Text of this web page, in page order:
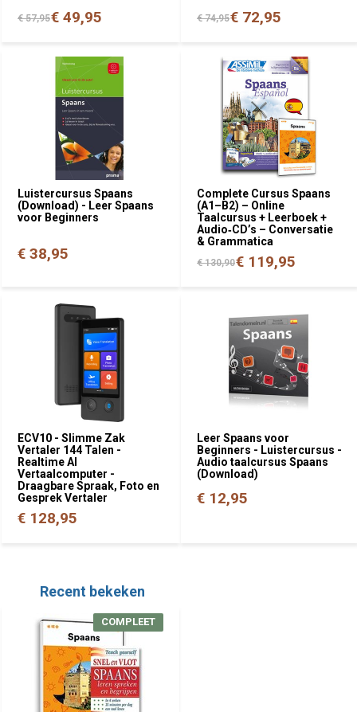
€ 57,95€ 49,95 € 74,95€ 72,95
Luistercursus Spaans
(Download) - Leer Spaans
voor Beginners
€ 38,95
Complete Cursus Spaans
(A1–B2) – Online
Taalcursus + Leerboek +
Audio‑CD’s – Conversatie
& Grammatica
€ 130,90€ 119,95
ECV10 - Slimme Zak
Vertaler 144 Talen -
Realtime AI
Vertaalcomputer -
Draagbare Spraak, Foto en
Gesprek Vertaler
€ 128,95
Leer Spaans voor
Beginners - Luistercursus -
Audio taalcursus Spaans
(Download)
€ 12,95
Recent bekeken
COMPLEET